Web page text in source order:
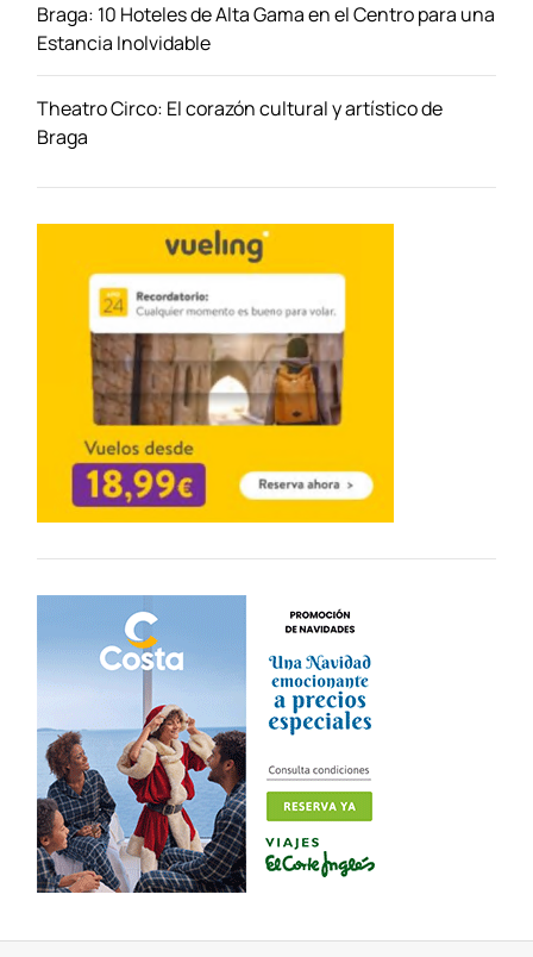
Braga: 10 Hoteles de Alta Gama en el Centro para una
Estancia Inolvidable
Theatro Circo: El corazón cultural y artístico de
Braga